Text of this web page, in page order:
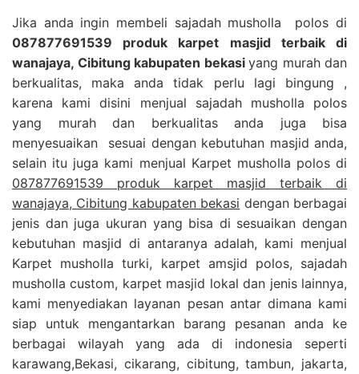
Jika anda ingin membeli sajadah musholla polos di
087877691539 produk karpet masjid terbaik di
wanajaya, Cibitung kabupaten bekasi yang murah dan
berkualitas, maka anda tidak perlu lagi bingung ,
karena kami disini menjual sajadah musholla polos
yang murah dan berkualitas anda juga bisa
menyesuaikan sesuai dengan kebutuhan masjid anda,
selain itu juga kami menjual Karpet musholla polos di
087877691539 produk karpet masjid terbaik di
wanajaya, Cibitung kabupaten bekasi dengan berbagai
jenis dan juga ukuran yang bisa di sesuaikan dengan
kebutuhan masjid di antaranya adalah, kami menjual
Karpet musholla turki, karpet amsjid polos, sajadah
musholla custom, karpet masjid lokal dan jenis lainnya,
kami menyediakan layanan pesan antar dimana kami
siap untuk mengantarkan barang pesanan anda ke
berbagai wilayah yang ada di indonesia seperti
karawang,Bekasi, cikarang, cibitung, tambun, jakarta,